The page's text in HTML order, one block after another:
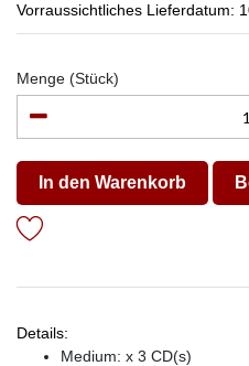
Vorraussichtliches Lieferdatum:
Menge (Stück)
In den Warenkorb
Details:
Medium: x 3 CD(s)